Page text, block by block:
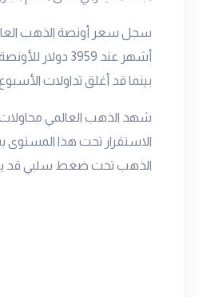
بينما قد أغلق تداولات الأسبوع عند
الاستقرار تحت هذا المستوى
الذهب تحت ضغط سلبي قد